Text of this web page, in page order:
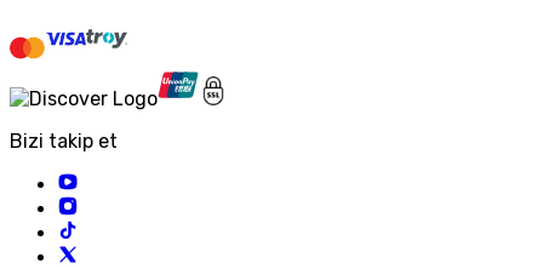
Bizi takip et